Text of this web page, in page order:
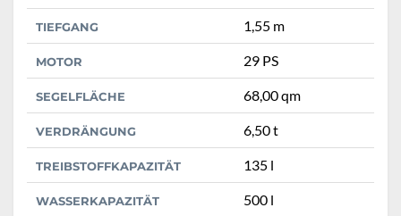
TIEFGANG 1,55 m
MOTOR 29 PS
SEGELFLÄCHE 68,00 qm
VERDRÄNGUNG 6,50 t
TREIBSTOFFKAPAZITÄT 135 l
WASSERKAPAZITÄT 500 l